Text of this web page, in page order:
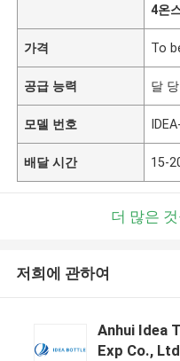
4온
가격 To
공급 능력 달
모델 번호
배달 시간 15-
더 많은
저희에 관하여
Anhui Idea
Exp Co.,